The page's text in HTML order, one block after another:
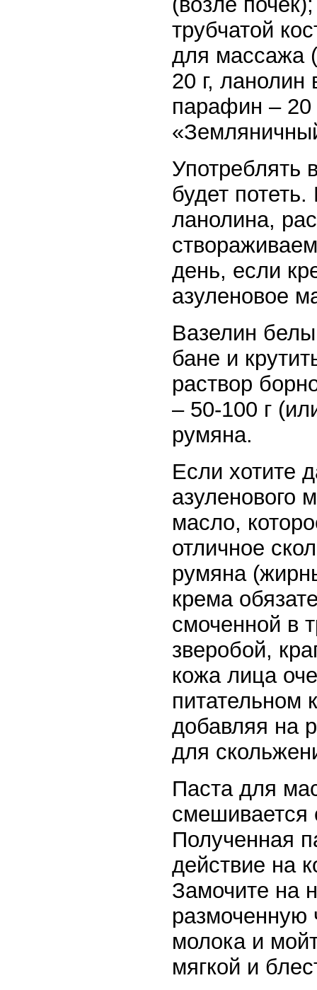
трубчатой
для массажа
20 г, ланолин
парафин – 20
Употреблять
будет
ланолина,
день, если
азуленовое
Вазелин
бане и
раствор
– 50-100 г
румяна.
Если хотите
азуленового
масло,
отличное
румяна
крема
смоченной в
зверобой,
кожа лица
питательном
добавляя на
для
Паста для
смешивается
Полученная
действие на
Замочите на
размоченную
молока и
мягкой и